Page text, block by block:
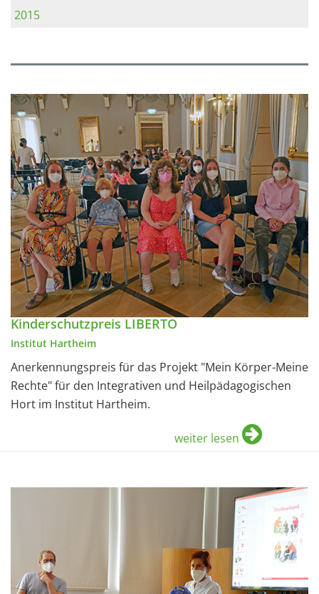
2015
Kinderschutzpreis LIBERTO
Institut Hartheim
Anerkennungspreis für das Projekt "Mein Körper-Meine
Rechte" für den Integrativen und Heilpädagogischen
Hort im Institut Hartheim.
weiter lesen